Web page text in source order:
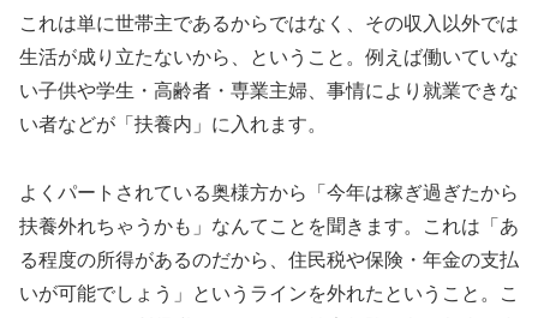
これは単に世帯主であるからではなく、その収入以外では
生活が成り立たないから、ということ。例えば働いていな
い子供や学生・高齢者・専業主婦、事情により就業できな
い者などが「扶養内」に入れます。
よくパートされている奥様方から「今年は稼ぎ過ぎたから
扶養外れちゃうかも」なんてことを聞きます。これは「あ
る程度の所得があるのだから、住民税や保険・年金の支払
いが可能でしょう」というラインを外れたということ。こ